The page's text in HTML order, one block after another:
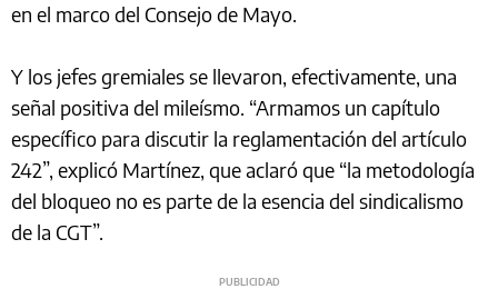
en el marco del Consejo de Mayo.
Y los jefes gremiales se llevaron, efectivamente, una
señal positiva del mileísmo. “Armamos un capítulo
específico para discutir la reglamentación del artículo
242”, explicó Martínez, que aclaró que “la metodología
del bloqueo no es parte de la esencia del sindicalismo
de la CGT”.